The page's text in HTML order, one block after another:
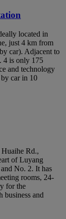
located in
just 4 km from
car). Adjacent to
4 is only 175
and technology
by car in 10
Rd.,
of Luyang
No. 2. It has
rooms, 24-
for the
business and